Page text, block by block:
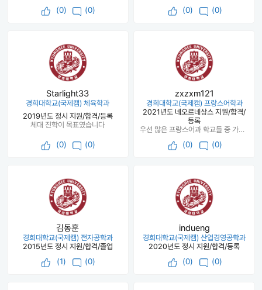
(0) (0) (0) (0)
Starlight33
경희대학교(국제캠) 체육학과
2019년도 정시 지원/합격/등록
체대 진학이 목표였습니다
(0) (0)
zxzxm121
경희대학교(국제캠) 프랑스어학과
2021년도 네오르네상스 지원/합격/
등록
우선 많은 프랑스어과 학교들 중 가장 다양한 분야로 과목이 나누어져있었음 보통 프랑스어과는 언어, 문법 위주인데 경희대는 문화, 예술, 사회 등 다양하게 있었음
(0) (0)
김동훈
경희대학교(국제캠) 전자공학과
2015년도 정시 지원/합격/졸업
(1) (0)
indueng
경희대학교(국제캠) 산업경영공학과
2020년도 정시 지원/합격/등록
(0) (0)